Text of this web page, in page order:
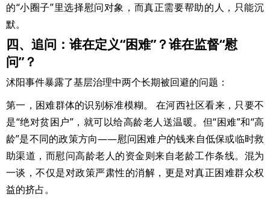
的“小圈子”里选择慰问对象，而真正需要帮助的人，只能沉
默。
四、追问：谁在定义“困难”？谁在监督“慰
问”？
沭阳事件暴露了基层治理中两个长期被回避的问题：
第一，困难群体的识别标准模糊。 在河西社区看来，只要不
是“绝对贫困户”，就可以给高龄老人送温暖。但“困难”和“高
龄”是不同的政策方向——慰问困难户的钱来自低保或临时救
助渠道，而慰问高龄老人的资金则来自老龄工作条线。混为
一谈，不仅是对政策严肃性的消解，更是对真正困难群众权
益的挤占。